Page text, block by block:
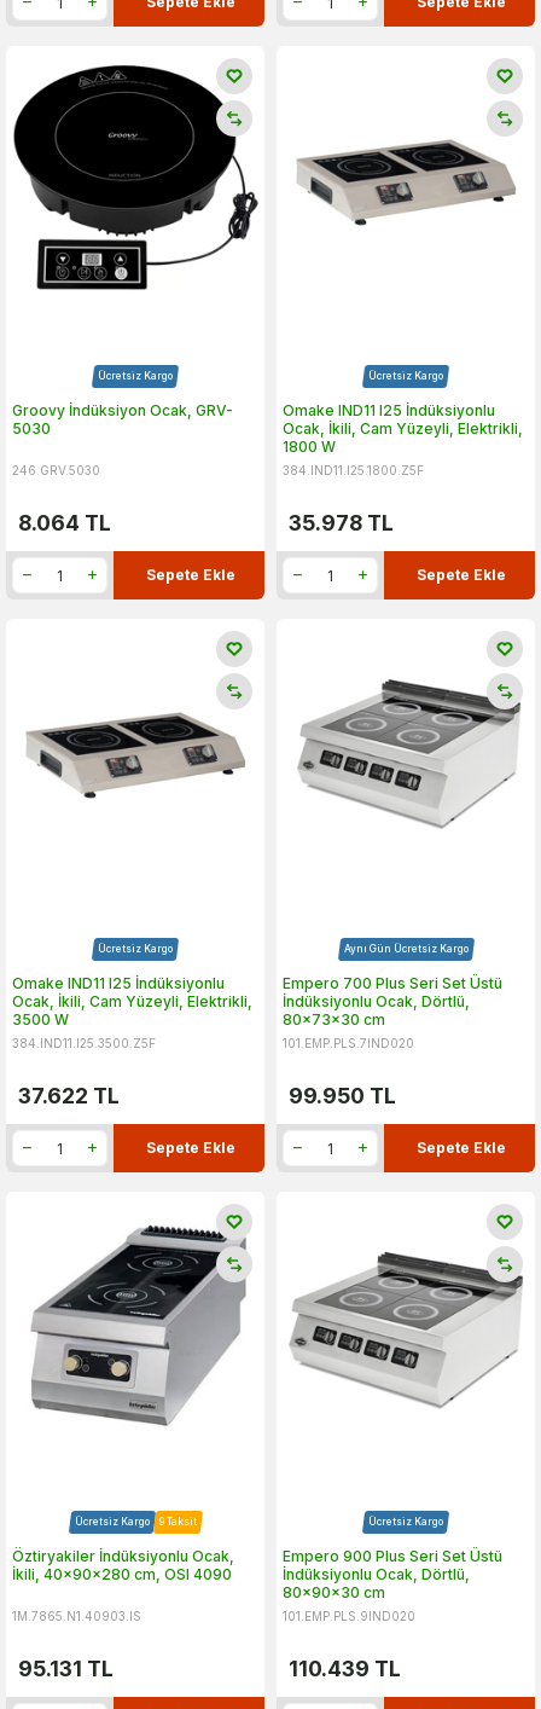
Ücretsiz Kargo
Groovy İndüksiyon Ocak, GRV-
5030
246.GRV.5030
8.064 TL
Sepete Ekle
Ücretsiz Kargo
Omake IND11 I25 İndüksiyonlu
Ocak, İkili, Cam Yüzeyli, Elektrikli,
1800 W
384.IND11.I25.1800.Z5F
35.978 TL
Sepete Ekle
Ücretsiz Kargo
Omake IND11 I25 İndüksiyonlu
Ocak, İkili, Cam Yüzeyli, Elektrikli,
3500 W
384.IND11.I25.3500.Z5F
37.622 TL
Sepete Ekle
Aynı Gün Ücretsiz Kargo
Empero 700 Plus Seri Set Üstü
İndüksiyonlu Ocak, Dörtlü,
80x73x30 cm
101.EMP.PLS.7IND020
99.950 TL
Sepete Ekle
Ücretsiz Kargo 9 Taksit
Öztiryakiler İndüksiyonlu Ocak,
İkili, 40x90x280 cm, OSI 4090
1M.7865.N1.40903.IS
95.131 TL
Ücretsiz Kargo
Empero 900 Plus Seri Set Üstü
İndüksiyonlu Ocak, Dörtlü,
80x90x30 cm
101.EMP.PLS.9IND020
110.439 TL